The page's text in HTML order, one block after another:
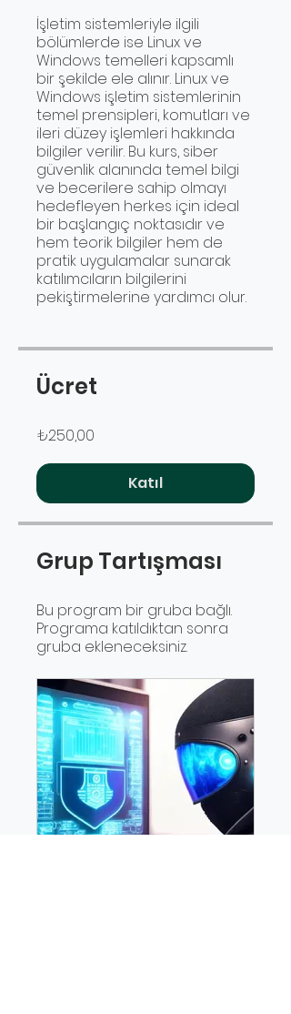
İşletim sistemleriyle ilgili
bölümlerde ise Linux ve
Windows temelleri kapsamlı
bir şekilde ele alınır. Linux ve
Windows işletim sistemlerinin
temel prensipleri, komutları ve
ileri düzey işlemleri hakkında
bilgiler verilir. Bu kurs, siber
güvenlik alanında temel bilgi
ve becerilere sahip olmayı
hedefleyen herkes için ideal
bir başlangıç noktasıdır ve
hem teorik bilgiler hem de
pratik uygulamalar sunarak
katılımcıların bilgilerini
pekiştirmelerine yardımcı olur.
Ücret
₺250,00
Katıl
Grup Tartışması
Bu program bir gruba bağlı.
Programa katıldıktan sonra
gruba ekleneceksiniz.